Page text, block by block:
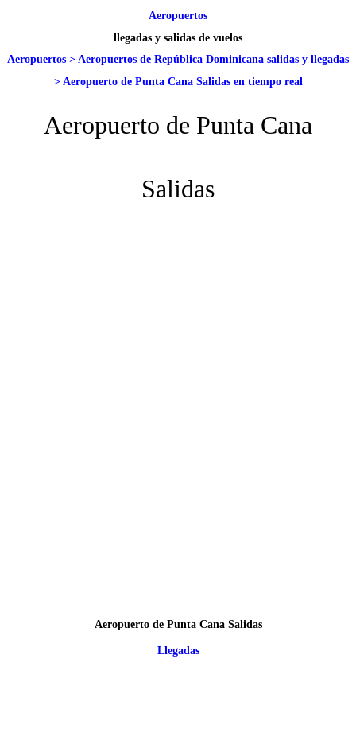
Aeropuertos
llegadas y salidas de vuelos
Aeropuertos > Aeropuertos de República Dominicana salidas y llegadas
> Aeropuerto de Punta Cana Salidas en tiempo real
Aeropuerto de Punta Cana
Salidas
Aeropuerto de Punta Cana Salidas
Llegadas